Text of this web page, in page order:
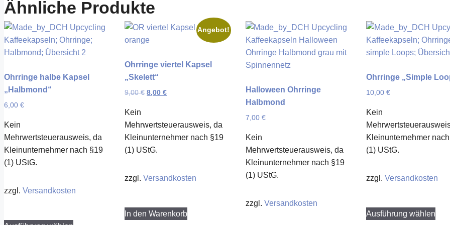
Ähnliche Produkte
Ohrringe halbe Kapsel
„Halbmond“
6,00 €
Kein
Mehrwertsteuerausweis, da
Kleinunternehmer nach §19
(1) UStG.
zzgl. Versandkosten
Angebot!
Ohrringe viertel Kapsel
„Skelett“
9,00€ Ursprünglicher
9,00 €
8,00€Aktueller
8,00 €.
Kein
Mehrwertsteuerausweis, da
Kleinunternehmer nach §19
(1) UStG.
zzgl.Versandkosten
In den Warenkorb
Halloween Ohrringe
Halbmond
7,00 €
Kein
Mehrwertsteuerausweis, da
Kleinunternehmer nach §19
(1) UStG.
zzgl. Versandkosten
Ohrringe „Simple
10,00 €
Kein
Kleinunternehmer
(1) UStG.
zzgl. Versandkosten
Ausführung wählen